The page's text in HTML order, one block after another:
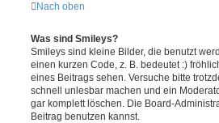
Nach oben
Was sind Smileys?
Smileys sind kleine Bilder, die benutzt
einen kurzen Code, z. B. bedeutet :)
eines Beitrags sehen. Versuche bitte
schnell unlesbar machen und ein
gar komplett löschen. Die Board-
Beitrag benutzen kannst.